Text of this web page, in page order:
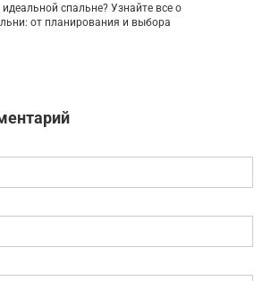
спальне? Узнайте все о
от планирования и выбора